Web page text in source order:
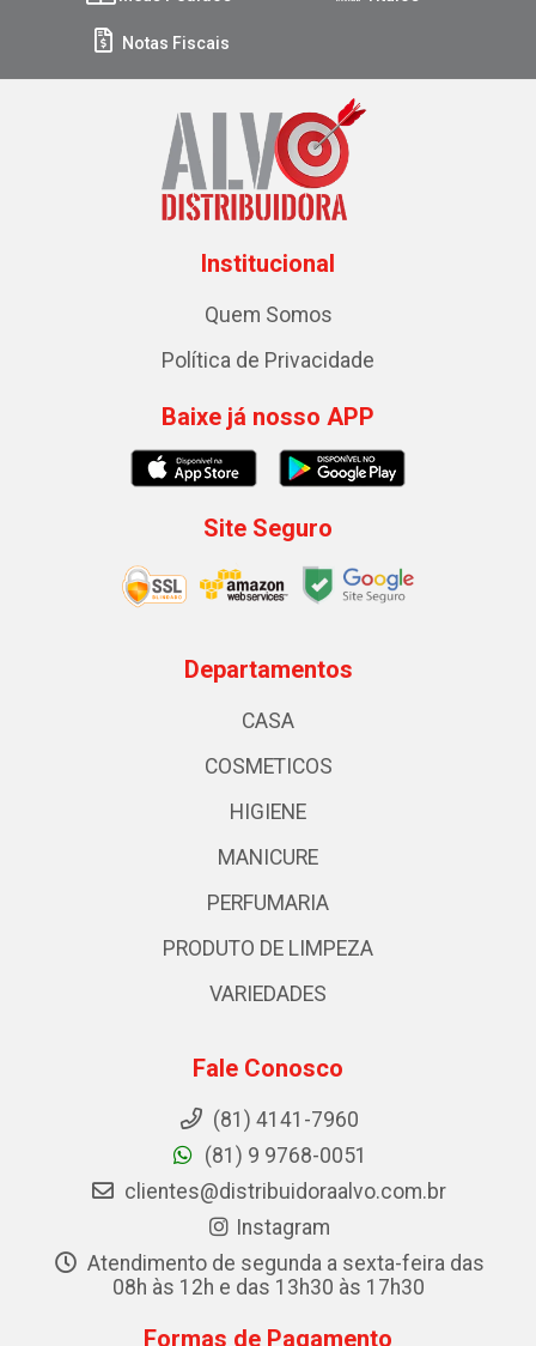
Notas Fiscais
Institucional
Quem Somos
Política de Privacidade
Baixe já nosso APP
Site Seguro
Departamentos
CASA
COSMETICOS
HIGIENE
MANICURE
PERFUMARIA
PRODUTO DE LIMPEZA
VARIEDADES
Fale Conosco
(81) 4141-7960
(81) 9 9768-0051
clientes@distribuidoraalvo.com.br
Instagram
Atendimento de segunda a sexta-feira das
08h às 12h e das 13h30 às 17h30
Formas de Pagamento